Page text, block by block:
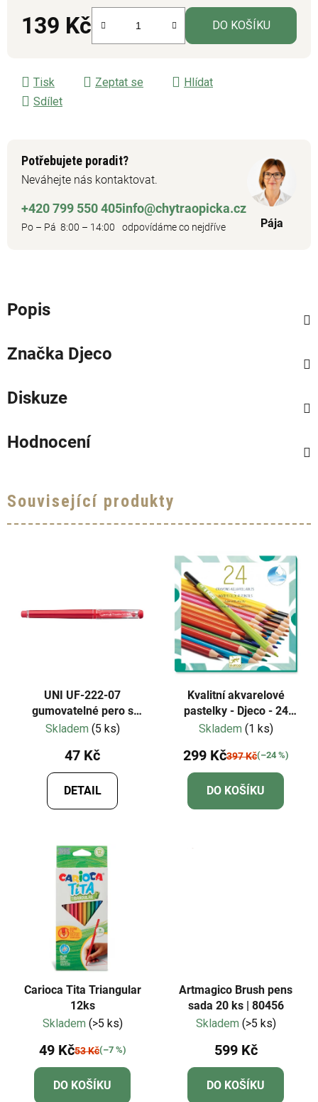
139 Kč DO KOŠÍKU
Tisk Zeptat se
Hlídat
Sdílet
Potřebujete poradit?
Neváhejte nás kontaktovat.
+420 799 550 405
Po – Pá 8:00 – 14:00
info@chytraopicka.cz
odpovídáme co nejdříve Pája
Popis
Značka Djeco
Diskuze
Hodnocení
Související produkty
UNI UF-222-07
gumovatelné pero s
víčkem
Skladem (5 ks)
47 Kč
DETAIL
Kvalitní akvarelové
pastelky - Djeco - 24
barev
Skladem (1 ks)
299 Kč397 Kč(–24 %)
DO KOŠÍKU
Carioca Tita Triangular
12ks
Skladem (>5 ks)
49 Kč53 Kč(–7 %)
DO KOŠÍKU
Artmagico Brush pens
sada 20 ks | 80456
Skladem (>5 ks)
599 Kč
DO KOŠÍKU